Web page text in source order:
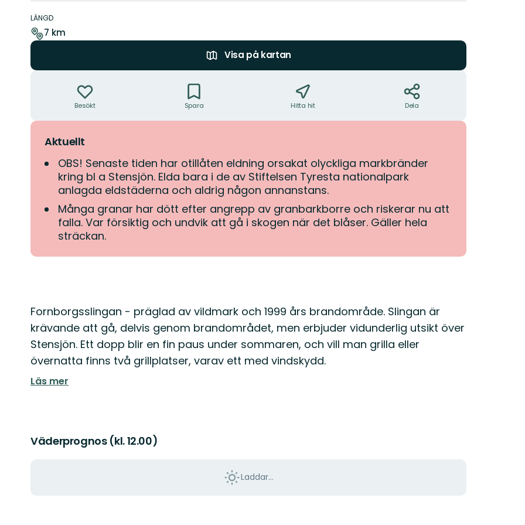
om
leden
LÄNGD
7 km
Visa på kartan
Besökt Spara Hitta hit Dela
Aktuellt
OBS! Senaste tiden har otillåten eldning orsakat olyckliga markbränder
kring bl a Stensjön. Elda bara i de av Stiftelsen Tyresta nationalpark
anlagda eldstäderna och aldrig någon annanstans.
Många granar har dött efter angrepp av granbarkborre och riskerar nu att
falla. Var försiktig och undvik att gå i skogen när det blåser. Gäller hela
sträckan.
Beskrivning
Fornborgsslingan - präglad av vildmark och 1999 års brandområde. Slingan är
krävande att gå, delvis genom brandområdet, men erbjuder vidunderlig utsikt över
Stensjön. Ett dopp blir en fin paus under sommaren, och vill man grilla eller
övernatta finns två grillplatser, varav ett med vindskydd.
Läs mer
Väderprognos (kl. 12.00)
Laddar...